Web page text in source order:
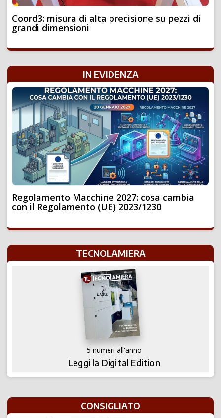
Coord3: misura di alta precisione su pezzi di
grandi dimensioni
IN EVIDENZA
Regolamento Macchine 2027: cosa cambia
con il Regolamento (UE) 2023/1230
TECNOLAMIERA
5 numeri all'anno
Leggi la Digital Edition
CONSIGLIATO